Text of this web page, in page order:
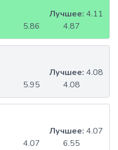
5.86 4.87
Лучшее: 4.11
5.95 4.08
Лучшее: 4.08
4.07 6.55
Лучшее: 4.07